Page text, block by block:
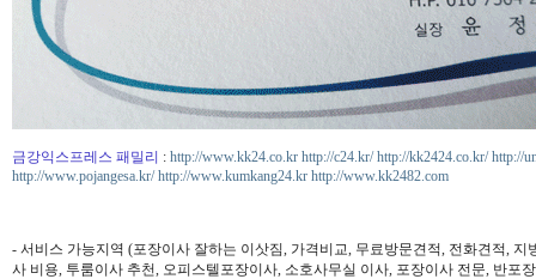
금강익스프레스 패밀리 : http://www.kk24.co.kr http://c24.kr/ http://kk2424.co.kr/ http://
http://www.pojangesa.kr/ http://www.kumkang24.kr http://www.kk2482.com
- 서비스 가능지역 (포장이사 잘하는 이삿짐, 가격비교, 무료방문견적, 전화견적,
사 비용, 투룸이사 추천, 오피스텔포장이사, 소호사무실 이사, 포장이사 전문, 반포